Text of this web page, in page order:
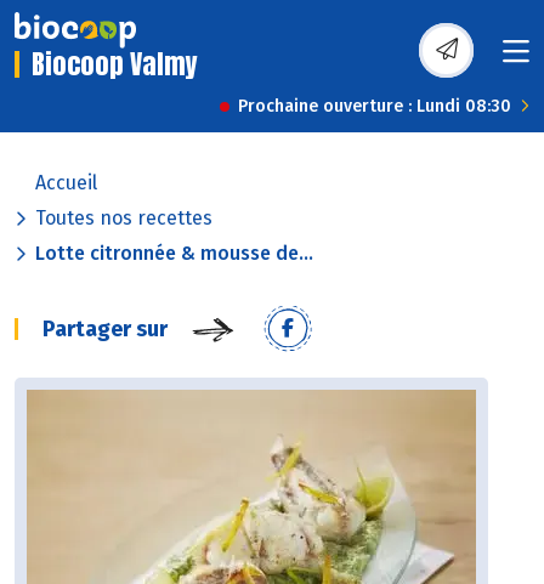
Biocoop Valmy
Prochaine ouverture : Lundi 08:30
Accueil
Toutes nos recettes
Lotte citronnée & mousse de...
Partager sur